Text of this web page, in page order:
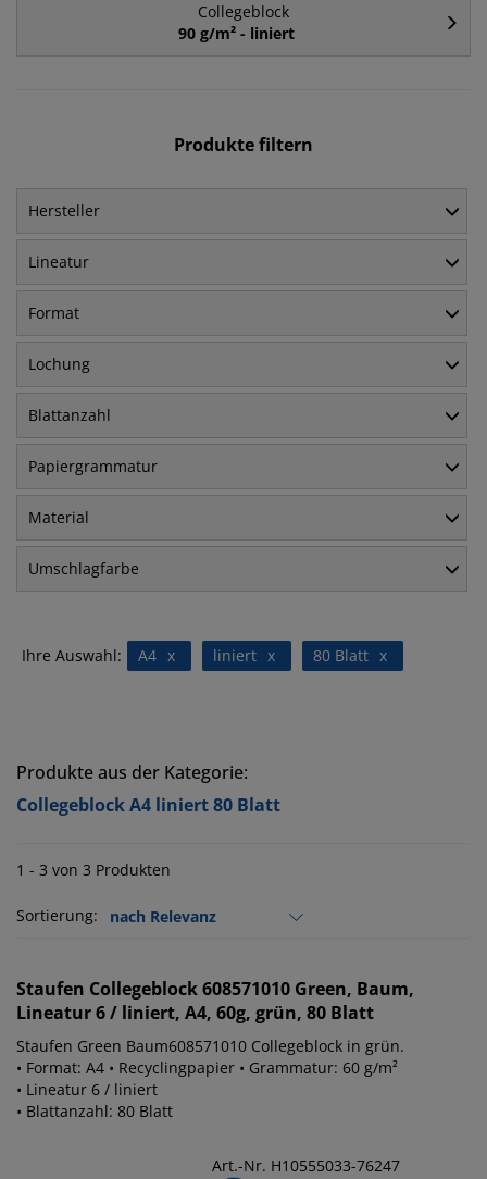
Collegeblock
90 g/m² - liniert
Produkte filtern
Hersteller
Lineatur
Format
Lochung
Blattanzahl
Papiergrammatur
Material
Umschlagfarbe
Ihre Auswahl: x
A4 x
liniert x
80 Blatt
Produkte aus der Kategorie:
Collegeblock A4 liniert 80 Blatt
1 - 3 von 3 Produkten
Sortierung:
Staufen Collegeblock 608571010 Green, Baum,
Lineatur 6 / liniert, A4, 60g, grün, 80 Blatt
Staufen Green Baum608571010 Collegeblock in grün.
• Format: A4 • Recyclingpapier • Grammatur: 60 g/m²
• Lineatur 6 / liniert
• Blattanzahl: 80 Blatt
Art.-Nr. H10555033-76247